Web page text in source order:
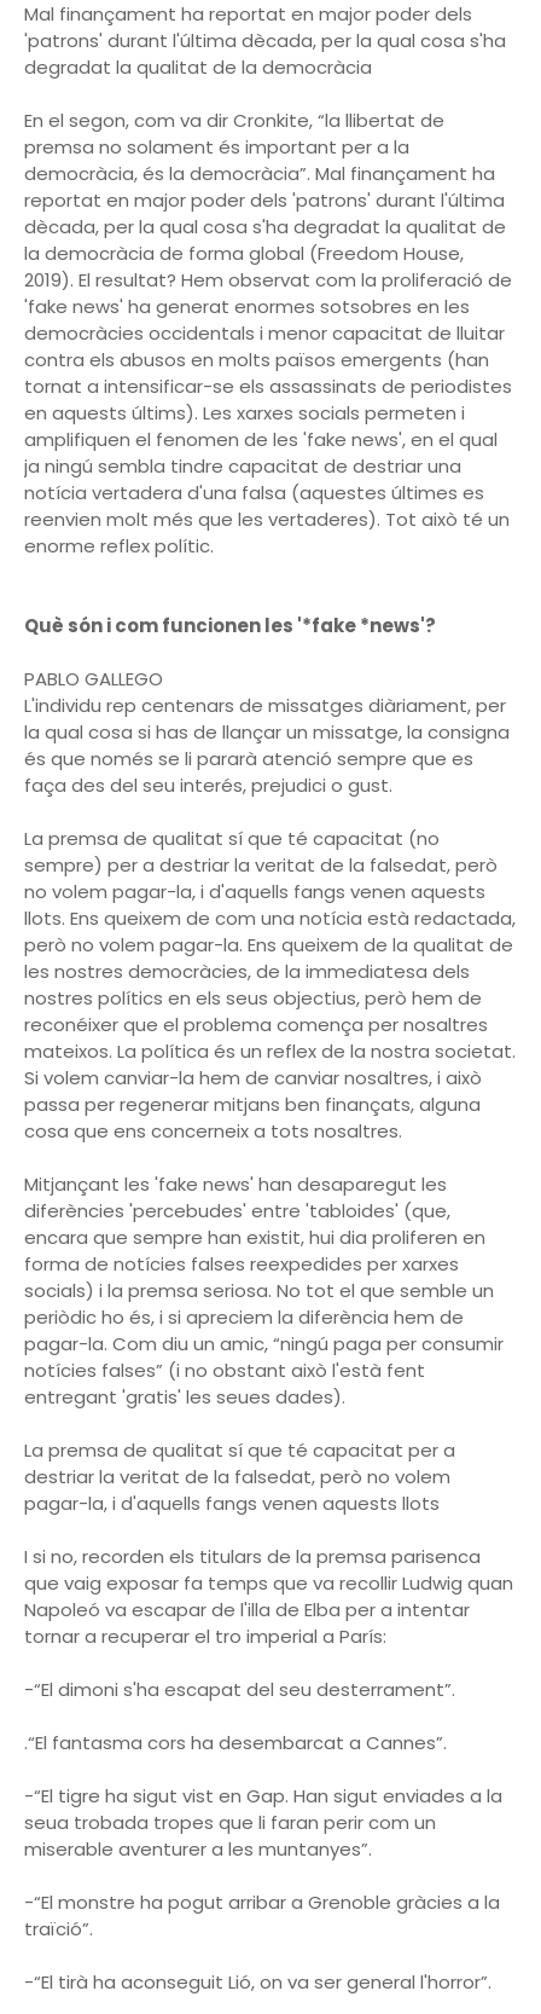
Mal finançament ha reportat en major poder dels
'patrons' durant l'última dècada, per la qual cosa s'ha
degradat la qualitat de la democràcia
En el segon, com va dir Cronkite, “la llibertat de
premsa no solament és important per a la
democràcia, és la democràcia”. Mal finançament ha
reportat en major poder dels 'patrons' durant l'última
dècada, per la qual cosa s'ha degradat la qualitat de
la democràcia de forma global (Freedom House,
2019). El resultat? Hem observat com la proliferació de
'fake news' ha generat enormes sotsobres en les
democràcies occidentals i menor capacitat de lluitar
contra els abusos en molts països emergents (han
tornat a intensificar-se els assassinats de periodistes
en aquests últims). Les xarxes socials permeten i
amplifiquen el fenomen de les 'fake news', en el qual
ja ningú sembla tindre capacitat de destriar una
notícia vertadera d'una falsa (aquestes últimes es
reenvien molt més que les vertaderes). Tot això té un
enorme reflex polític.
Què són i com funcionen les '*fake *news'?
PABLO GALLEGO
L'individu rep centenars de missatges diàriament, per
la qual cosa si has de llançar un missatge, la consigna
és que només se li pararà atenció sempre que es
faça des del seu interés, prejudici o gust.
La premsa de qualitat sí que té capacitat (no
sempre) per a destriar la veritat de la falsedat, però
no volem pagar-la, i d'aquells fangs venen aquests
llots. Ens queixem de com una notícia està redactada,
però no volem pagar-la. Ens queixem de la qualitat de
les nostres democràcies, de la immediatesa dels
nostres polítics en els seus objectius, però hem de
reconéixer que el problema comença per nosaltres
mateixos. La política és un reflex de la nostra societat.
Si volem canviar-la hem de canviar nosaltres, i això
passa per regenerar mitjans ben finançats, alguna
cosa que ens concerneix a tots nosaltres.
Mitjançant les 'fake news' han desaparegut les
diferències 'percebudes' entre 'tabloides' (que,
encara que sempre han existit, hui dia proliferen en
forma de notícies falses reexpedides per xarxes
socials) i la premsa seriosa. No tot el que semble un
periòdic ho és, i si apreciem la diferència hem de
pagar-la. Com diu un amic, “ningú paga per consumir
notícies falses” (i no obstant això l'està fent
entregant 'gratis' les seues dades).
La premsa de qualitat sí que té capacitat per a
destriar la veritat de la falsedat, però no volem
pagar-la, i d'aquells fangs venen aquests llots
I si no, recorden els titulars de la premsa parisenca
que vaig exposar fa temps que va recollir Ludwig quan
Napoleó va escapar de l'illa de Elba per a intentar
tornar a recuperar el tro imperial a París:
-“El dimoni s'ha escapat del seu desterrament”.
.“El fantasma cors ha desembarcat a Cannes”.
-“El tigre ha sigut vist en Gap. Han sigut enviades a la
seua trobada tropes que li faran perir com un
miserable aventurer a les muntanyes”.
-“El monstre ha pogut arribar a Grenoble gràcies a la
traïció”.
-“El tirà ha aconseguit Lió, on va ser general l'horror”.